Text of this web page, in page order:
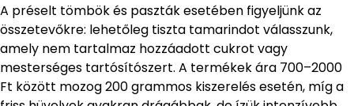
A préselt tömbök és paszták esetében figyeljünk az
összetevőkre: lehetőleg tiszta tamarindot válasszunk,
amely nem tartalmaz hozzáadott cukrot vagy
mesterséges tartósítószert. A termékek ára 700–2000
Ft között mozog 200 grammos kiszerelés esetén, míg a